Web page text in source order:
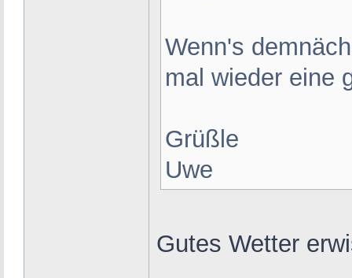
Wenn's
mal wieder eine
Grüßle
Uwe
Gutes Wetter